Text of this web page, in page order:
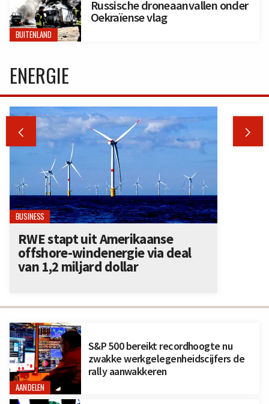
BUITENLAND
Russische droneaanvallen onder
Oekraïense vlag
AANDELEN
S&P 500 bereikt recordhoogte nu
zwakke werkgelegenheidscijfers de
rally aanwakkeren
ENERGIE
 
BUSINESS
RWE stapt uit Amerikaanse
offshore-windenergie via deal
van 1,2 miljard dollar